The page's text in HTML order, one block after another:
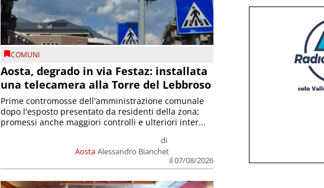
COMUNI
Aosta, degrado in via Festaz: installata
una telecamera alla Torre del Lebbroso
Aosta
di
Alessandro Bianchet
il 07/08/2026
Prime contromosse dell'amministrazione comunale
dopo l'esposto presentato da residenti della zona;
promessi anche maggiori controlli e ulteriori inter...